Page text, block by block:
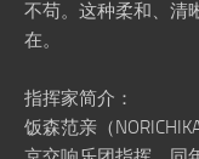
不苟。这种柔和、清
在。
指挥家简介：
饭森范亲（